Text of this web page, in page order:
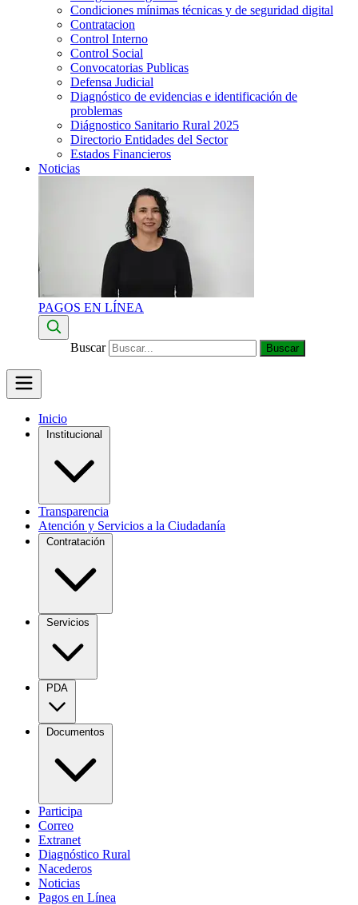
Condiciones mínimas técnicas y de seguridad digital
Contratacion
Control Interno
Control Social
Convocatorias Publicas
Defensa Judicial
Diagnóstico de evidencias e identificación de
problemas
Diágnostico Sanitario Rural 2025
Directorio Entidades del Sector
Estados Financieros
Noticias
PAGOS EN LÍNEA
Buscar Buscar
Inicio
Institucional
Transparencia
Atención y Servicios a la Ciudadanía
Contratación
Servicios
PDA
Documentos
Participa
Correo
Extranet
Diagnóstico Rural
Nacederos
Noticias
Pagos en Línea